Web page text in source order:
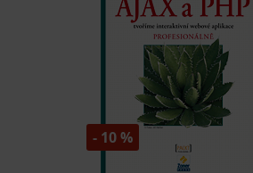
- 10 %